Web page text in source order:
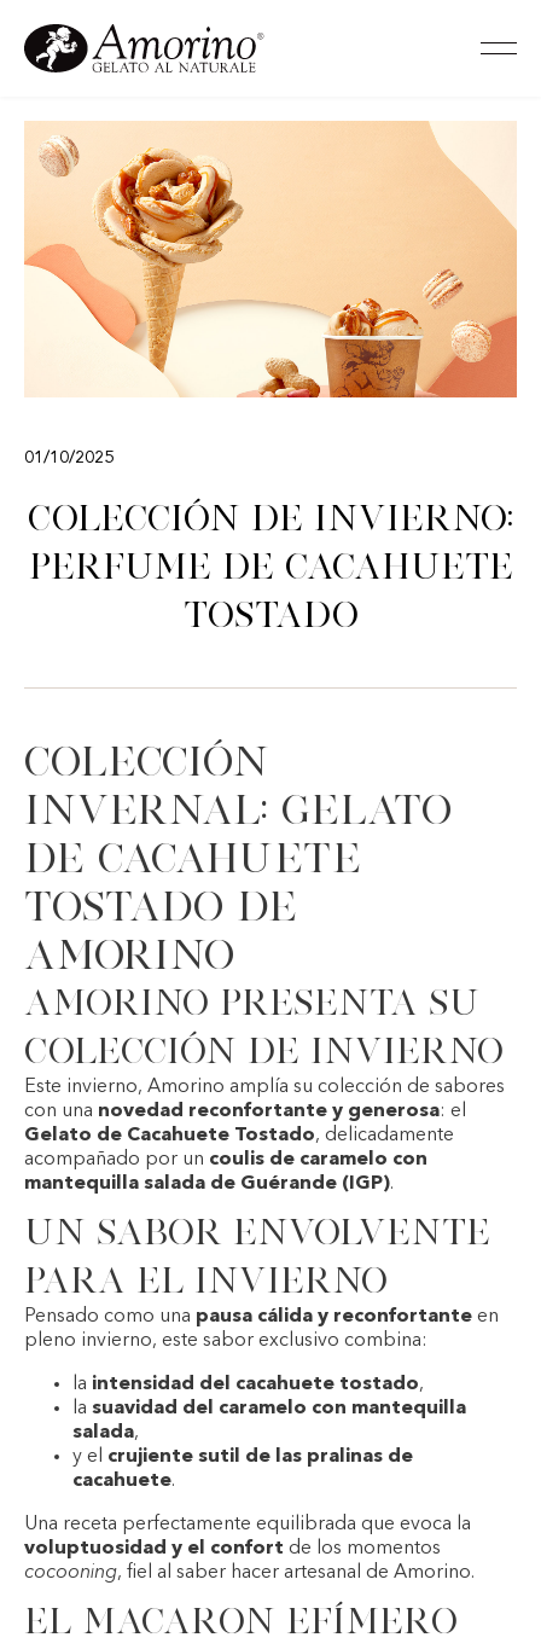
01/10/2025
Colección de invierno:
Perfume de cacahuete
tostado
Colección
invernal: Gelato
de Cacahuete
Tostado de
Amorino
Amorino presenta su
colección de invierno
Este invierno, Amorino amplía su colección de sabores
con una novedad reconfortante y generosa: el
Gelato de Cacahuete Tostado, delicadamente
acompañado por un coulis de caramelo con
mantequilla salada de Guérande (IGP).
Un sabor envolvente
para el invierno
Pensado como una pausa cálida y reconfortante en
pleno invierno, este sabor exclusivo combina:
la intensidad del cacahuete tostado,
la suavidad del caramelo con mantequilla
salada,
y el crujiente sutil de las pralinas de
cacahuete.
Una receta perfectamente equilibrada que evoca la
voluptuosidad y el confort de los momentos
cocooning, fiel al saber hacer artesanal de Amorino.
El macaron efímero